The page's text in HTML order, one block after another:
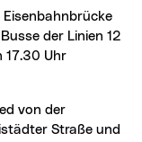
der Linien 12
17.30 Uhr
von der
Straße und